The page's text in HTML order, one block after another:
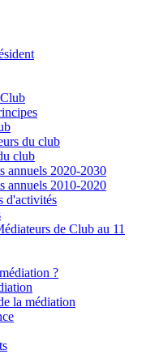
du club
club
annuels 2020-2030
annuels 2010-2020
d'activités
?
la médiation